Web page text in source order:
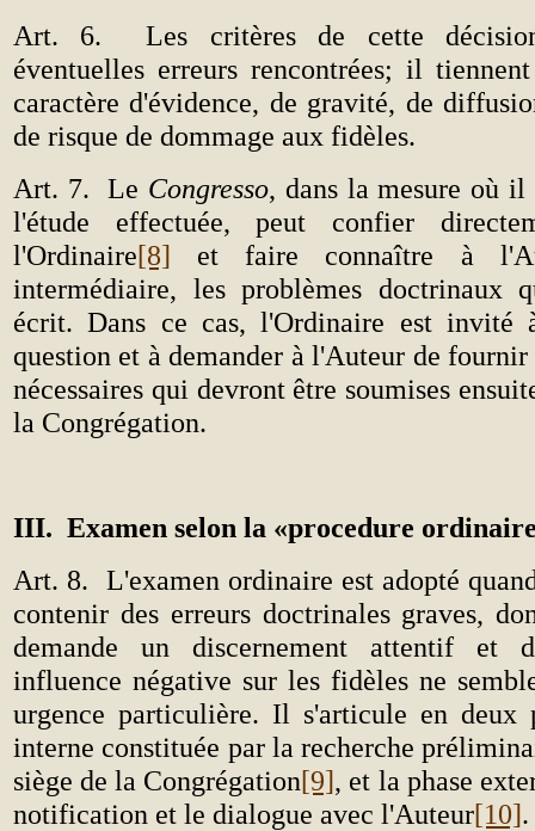
Art. 6.
Les critères de cette
éventuelles erreurs rencontrées; il
caractère d'évidence, de gravité, de
de risque de dommage aux fidèles.
Art. 7.
Le Congresso, dans la mesure où
l'étude effectuée, peut confier
l'Ordinaire[8] et faire connaître à
intermédiaire, les problèmes doctrinaux
écrit. Dans ce cas, l'Ordinaire est invité
question et à demander à l'Auteur de
nécessaires qui devront être soumises
la Congrégation.
III. Examen selon la «procedure
Art. 8. L'examen ordinaire est adopté
contenir des erreurs doctrinales graves,
demande un discernement attentif et
influence négative sur les fidèles ne
urgence particulière. Il s'articule en deux
interne constituée par la recherche
siège de la Congrégation[9], et la phase
notification et le dialogue avec l'Auteur[10].